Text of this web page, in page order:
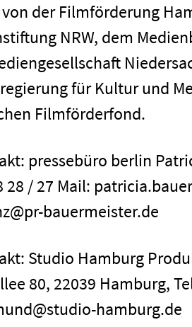
der Filmförderung
NRW, dem
für Kultur und
Filmförderfond.
pressebüro berlin
28 / 27 Mail:
bauermeister.de
Studio Hamburg
80, 22039 Hamburg,
hamburg.de
Datenschutz Impressum